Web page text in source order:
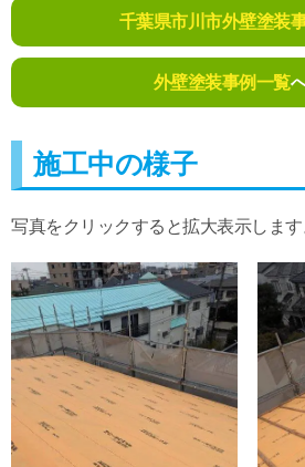
千葉県市川市外壁塗装
外壁塗装事例一覧
施工中の様子
写真をクリックすると拡大表示します